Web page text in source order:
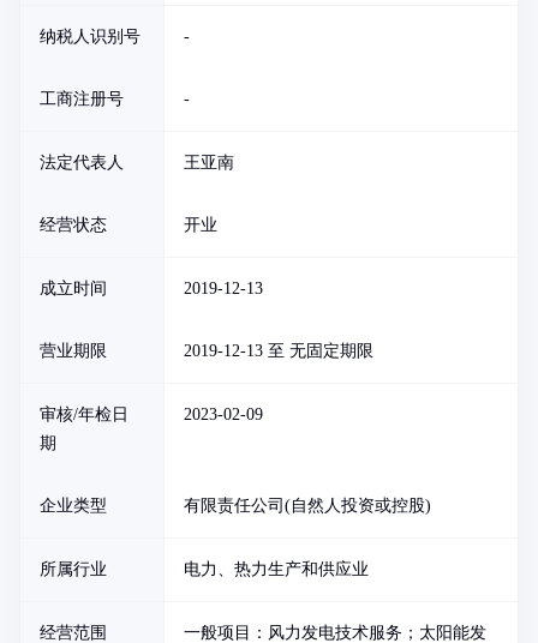
纳税人识别号 -
工商注册号 -
法定代表人 王亚南
经营状态 开业
成立时间 2019-12-13
营业期限 2019-12-13 至 无固定期限
审核/年检日
期
2023-02-09
企业类型 有限责任公司(自然人投资或控股)
所属行业 电力、热力生产和供应业
经营范围
一般项目：风力发电技术服务；太阳能发